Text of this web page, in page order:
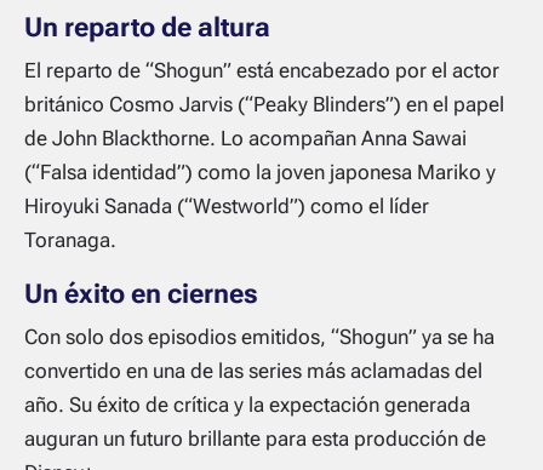
Un reparto de altura
El reparto de “Shogun” está encabezado por el actor
británico Cosmo Jarvis (“Peaky Blinders”) en el papel
de John Blackthorne. Lo acompañan Anna Sawai
(“Falsa identidad”) como la joven japonesa Mariko y
Hiroyuki Sanada (“Westworld”) como el líder
Toranaga.
Un éxito en ciernes
Con solo dos episodios emitidos, “Shogun” ya se ha
convertido en una de las series más aclamadas del
año. Su éxito de crítica y la expectación generada
auguran un futuro brillante para esta producción de